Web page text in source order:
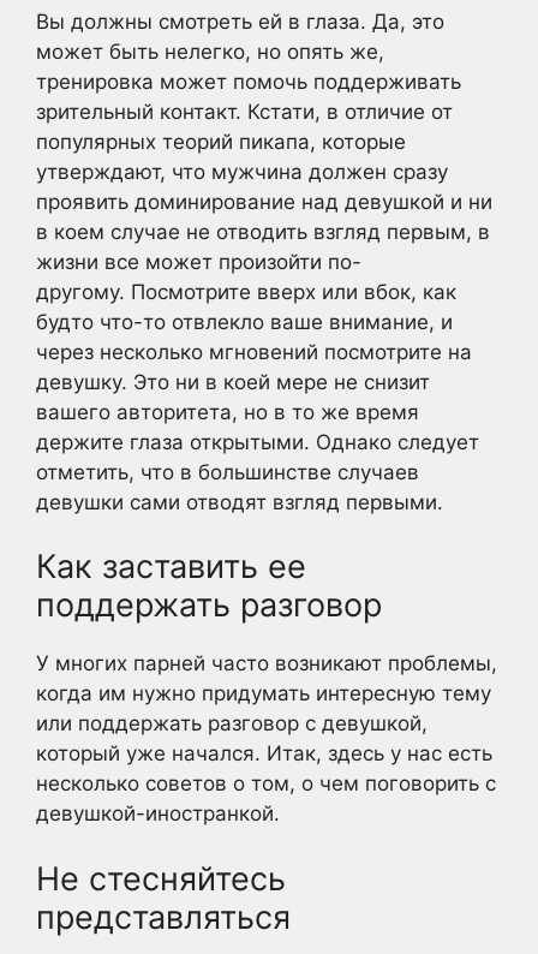
Вы должны смотреть ей в глаза. Да, это
может быть нелегко, но опять же,
тренировка может помочь поддерживать
зрительный контакт. Кстати, в отличие от
популярных теорий пикапа, которые
утверждают, что мужчина должен сразу
проявить доминирование над девушкой и ни
в коем случае не отводить взгляд первым, в
жизни все может произойти по-
другому. Посмотрите вверх или вбок, как
будто что-то отвлекло ваше внимание, и
через несколько мгновений посмотрите на
девушку. Это ни в коей мере не снизит
вашего авторитета, но в то же время
держите глаза открытыми. Однако следует
отметить, что в большинстве случаев
девушки сами отводят взгляд первыми.
Как заставить ее
поддержать разговор
У многих парней часто возникают проблемы,
когда им нужно придумать интересную тему
или поддержать разговор с девушкой,
который уже начался. Итак, здесь у нас есть
несколько советов о том, о чем поговорить с
девушкой-иностранкой.
Не стесняйтесь
представляться